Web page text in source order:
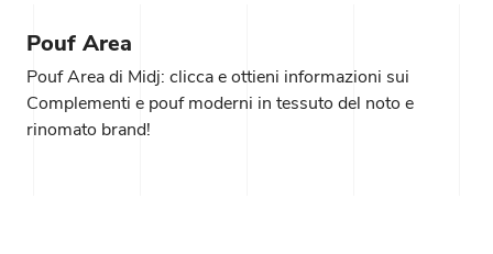
Pouf Area
Pouf Area di Midj: clicca e ottieni informazioni sui
Complementi e pouf moderni in tessuto del noto e
rinomato brand!